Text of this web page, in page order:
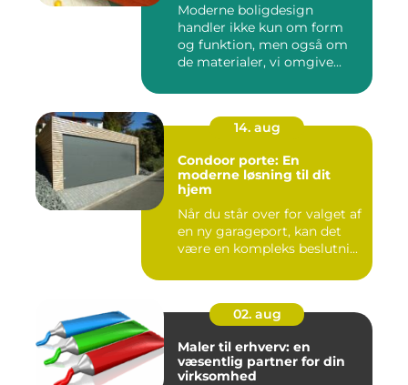
Moderne boligdesign
handler ikke kun om form
og funktion, men også om
de materialer, vi omgive...
14. aug
Condoor porte: En
moderne løsning til dit
hjem
Når du står over for valget af
en ny garageport, kan det
være en kompleks beslutni...
02. aug
Maler til erhverv: en
væsentlig partner for din
virksomhed